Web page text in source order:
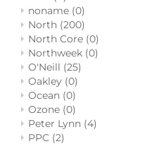
noname (0)
North (200)
North Core (0)
Northweek (0)
O'Neill (25)
Oakley (0)
Ocean (0)
Ozone (0)
Peter Lynn (4)
PPC (2)